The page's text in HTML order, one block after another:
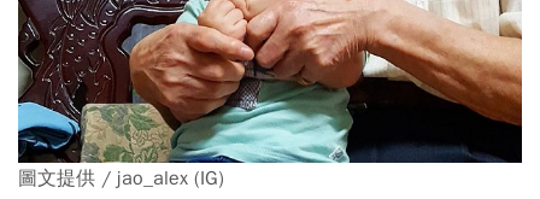
圖文提供 / jao_alex (IG)